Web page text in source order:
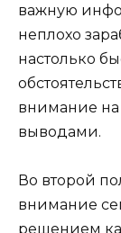
важную
неплохо
настолько
внимание
выводами.
Во второй
внимание
решением